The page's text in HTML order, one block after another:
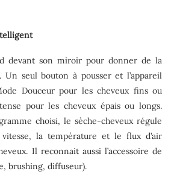
devant son miroir pour donner de la
Un seul bouton à pousser et l’appareil
Douceur pour les cheveux fins ou
pour les cheveux épais ou longs.
choisi, le sèche-cheveux régule
la température et le flux d’air
Il reconnait aussi l’accessoire de
brushing, diffuseur).